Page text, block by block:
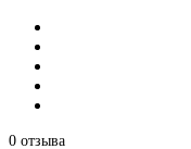
0 отзыва